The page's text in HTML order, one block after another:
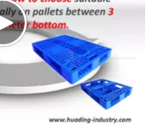
ればよいです